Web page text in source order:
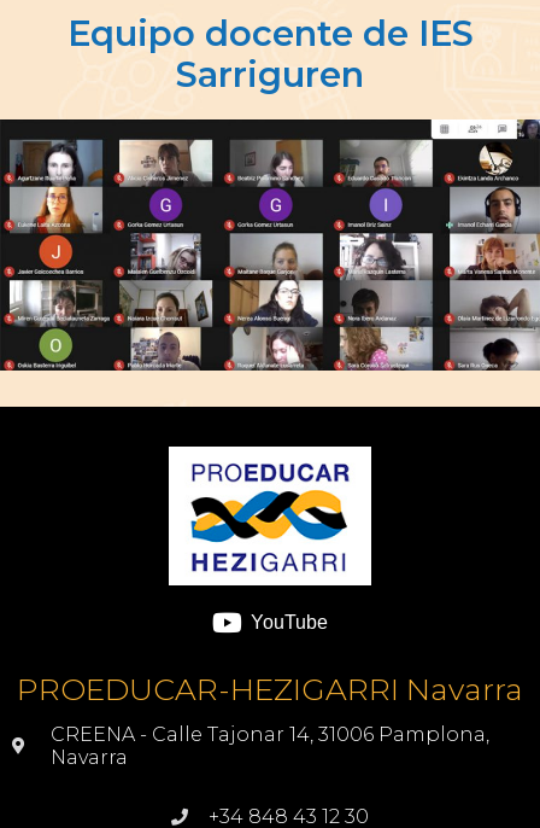
Equipo docente de IES
Sarriguren
YouTube
PROEDUCAR-HEZIGARRI Navarra
CREENA - Calle Tajonar 14, 31006 Pamplona,
Navarra
+34 848 43 12 30